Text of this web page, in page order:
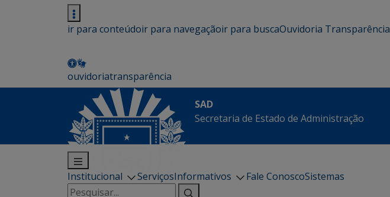
ir para conteúdoir para navegaçãoir para buscaOuvidoria Transparência
ouvidoriatransparência
SAD
Secretaria de Estado de Administração
Institucional ServiçosInformativos Fale ConoscoSistemas
Pesquisar